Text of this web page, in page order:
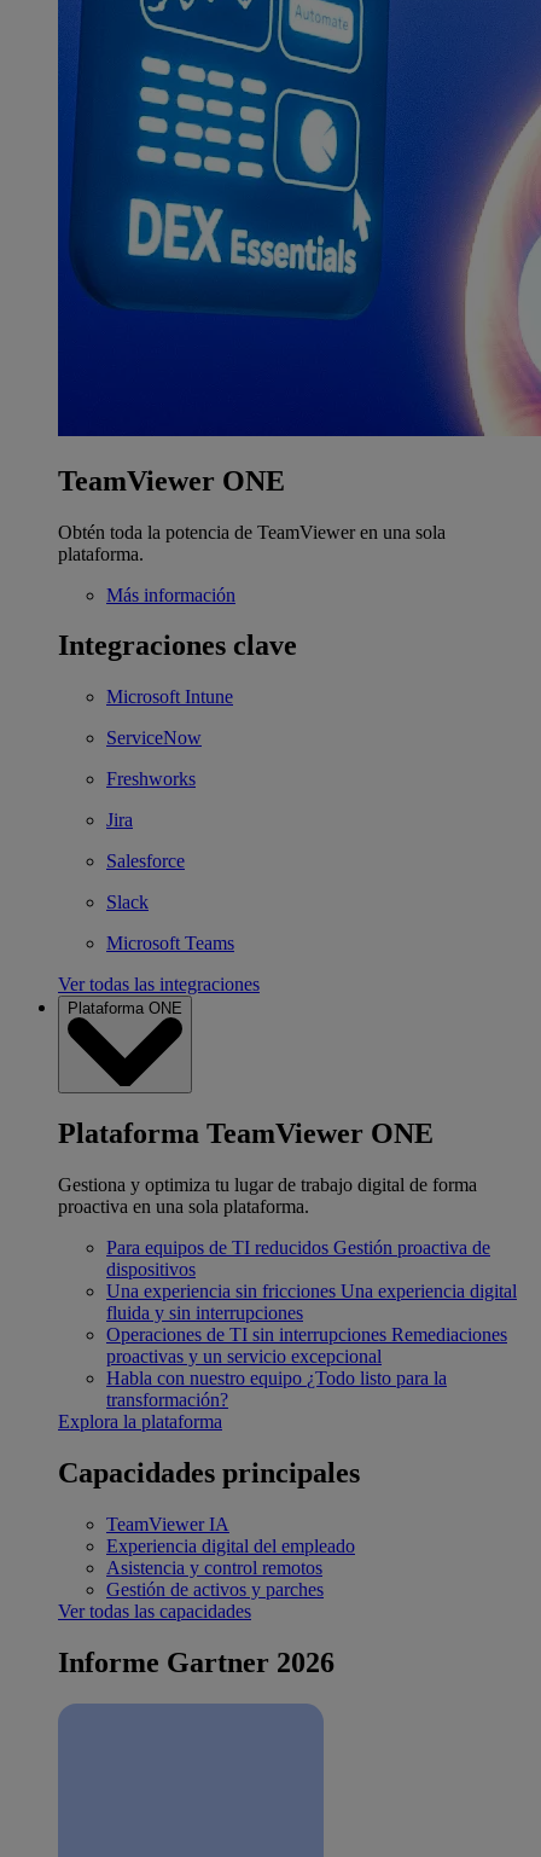
TeamViewer ONE
Obtén toda la potencia de TeamViewer en una sola
plataforma.
Más información
Integraciones clave
Microsoft Intune
ServiceNow
Freshworks
Jira
Salesforce
Slack
Microsoft Teams
Ver todas las integraciones
Plataforma ONE
Plataforma TeamViewer ONE
Gestiona y optimiza tu lugar de trabajo digital de forma
proactiva en una sola plataforma.
Para equipos de TI reducidos Gestión proactiva de
dispositivos
Una experiencia sin fricciones Una experiencia digital
fluida y sin interrupciones
Operaciones de TI sin interrupciones Remediaciones
proactivas y un servicio excepcional
Habla con nuestro equipo ¿Todo listo para la
transformación?
Explora la plataforma
Capacidades principales
TeamViewer IA
Experiencia digital del empleado
Asistencia y control remotos
Gestión de activos y parches
Ver todas las capacidades
Informe Gartner 2026